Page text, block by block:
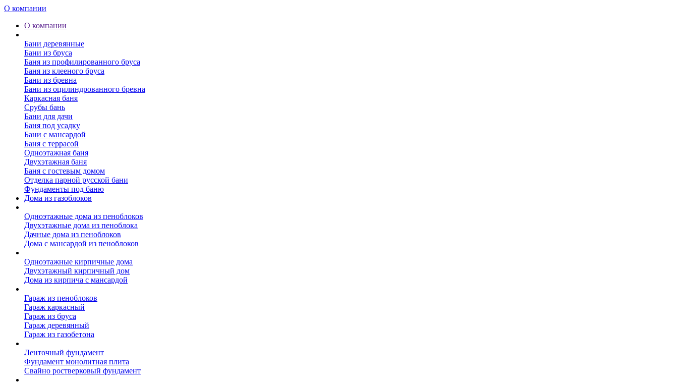
О компании
О компании
Бани деревянные
Бани из бруса
Баня из профилированного бруса
Баня из клееного бруса
Бани из бревна
Бани из оцилиндрованного бревна
Каркасная баня
Срубы бань
Бани для дачи
Баня под усадку
Бани с мансардой
Баня с террасой
Одноэтажная баня
Двухэтажная баня
Баня с гостевым домом
Отделка парной русской бани
Фундаменты под баню
Дома из газоблоков
Одноэтажные дома из пеноблоков
Двухэтажные дома из пеноблока
Дачные дома из пеноблоков
Дома с мансардой из пеноблоков
Одноэтажные кирпичные дома
Двухэтажный кирпичный дом
Дома из кирпича с мансардой
Гараж из пеноблоков
Гараж каркасный
Гараж из бруса
Гараж деревянный
Гараж из газобетона
Ленточный фундамент
Фундамент монолитная плита
Свайно ростверковый фундамент